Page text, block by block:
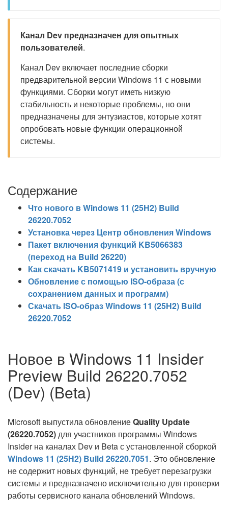
Канал Dev предназначен для опытных
пользователей.
Канал Dev включает последние сборки
предварительной версии Windows 11 с новыми
функциями. Сборки могут иметь низкую
стабильность и некоторые проблемы, но они
предназначены для энтузиастов, которые хотят
опробовать новые функции операционной
системы.
Содержание
Что нового в Windows 11 (25H2) Build
26220.7052
Установка через Центр обновления Windows
Пакет включения функций KB5066383
(переход на Build 26220)
Как скачать KB5071419 и установить вручную
Обновление с помощью ISO-образа (с
сохранением данных и программ)
Скачать ISO-образ Windows 11 (25H2) Build
26220.7052
Новое в Windows 11 Insider
Preview Build 26220.7052
(Dev) (Beta)
Microsoft выпустила обновлениеQuality Update
(26220.7052)для участников программы Windows
Insider на каналах Dev и Beta с установленной сборкой
Windows 11 (25H2) Build 26220.7051. Это обновление
не содержит новых функций, не требует перезагрузки
системы и предназначено исключительно для проверки
работы сервисного канала обновлений Windows.